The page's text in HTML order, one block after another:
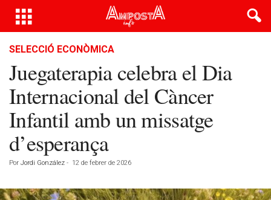
SELECCIÓ ECONÒMICA
Juegaterapia celebra el Dia
Internacional del Càncer
Infantil amb un missatge
d’esperança
Por Jordi González - 12 de febrer de 2026